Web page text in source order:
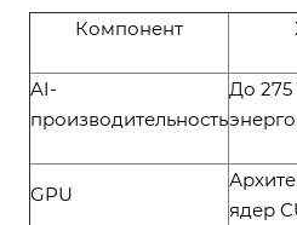
Компонент
AI-
производительность
До 275
GPU
ядер